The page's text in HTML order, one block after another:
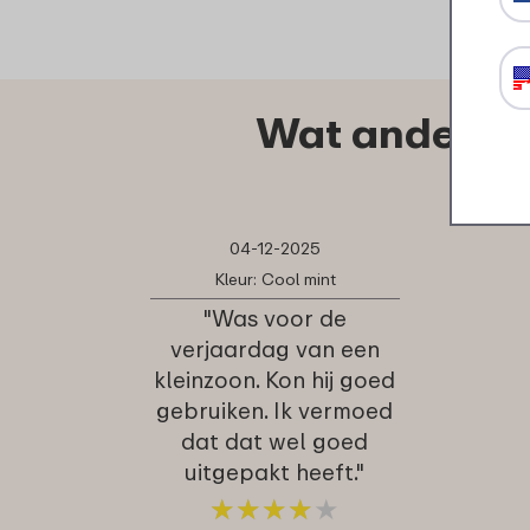
Wat
04-12-2025
Kleur: Cool mint
"Was voor de
verjaardag van een
kleinzoon. Kon hij goed
gebruiken. Ik vermoed
dat dat wel goed
uitgepakt heeft."
★★★★ ★
★★★★ ★